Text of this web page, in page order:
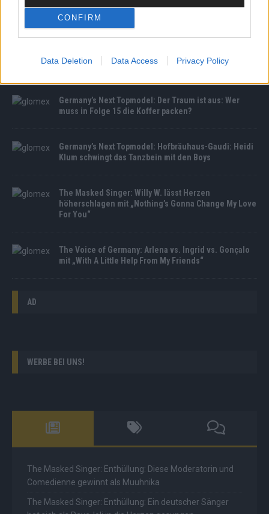
CONFIRM
Data Deletion Data Access Privacy Policy
Germany’s Next Topmodel: Mirella konnte nicht
überzeugen und ist raus!
Germany’s Next Topmodel: Der Traum ist aus: Wer
muss in Folge 15 die Koffer packen?
Germany’s Next Topmodel: Hofbräuhaus-Gaudi: Heidi
Klum schwingt das Tanzbein mit den Boys
The Masked Singer: Willy W. lässt Herzen
höherschlagen mit „Nothing’s Gonna Change My Love
For You“
The Voice of Germany: Arlena vs. Ingrid vs. Gonçalo
mit „With A Little Help From My Friends“
AD
WERBE BEI UNS!
The Masked Singer: Enthüllung: Diese Moderatorin und
Comedienne gewinnt als Muuhnika
The Masked Singer: Enthüllung: Ein deutscher Sänger